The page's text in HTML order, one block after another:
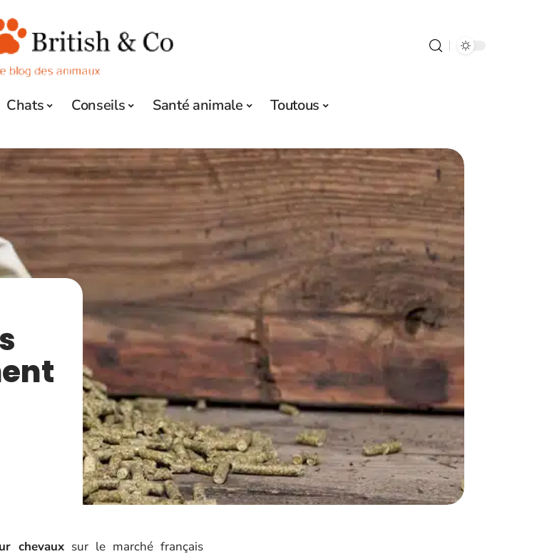
Chats Conseils Santé animale Toutous
chevaux sur le marché français